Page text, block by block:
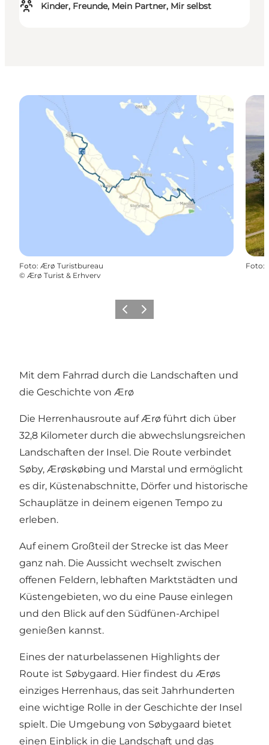
Kinder, Freunde, Mein Partner, Mir selbst
Foto: Ærø Turistbureau
© Ærø Turist & Erhverv
Foto:
ZurückWeiter
Mit dem Fahrrad durch die Landschaften und
die Geschichte von Ærø
Die Herrenhausroute auf Ærø führt dich über
32,8 Kilometer durch die abwechslungsreichen
Landschaften der Insel. Die Route verbindet
Søby, Ærøskøbing und Marstal und ermöglicht
es dir, Küstenabschnitte, Dörfer und historische
Schauplätze in deinem eigenen Tempo zu
erleben.
Auf einem Großteil der Strecke ist das Meer
ganz nah. Die Aussicht wechselt zwischen
offenen Feldern, lebhaften Marktstädten und
Küstengebieten, wo du eine Pause einlegen
und den Blick auf den Südfünen-Archipel
genießen kannst.
Eines der naturbelassenen Highlights der
Route ist Søbygaard. Hier findest du Ærøs
einziges Herrenhaus, das seit Jahrhunderten
eine wichtige Rolle in der Geschichte der Insel
spielt. Die Umgebung von Søbygaard bietet
einen Einblick in die Landschaft und das